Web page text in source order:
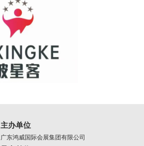
主办单位
广东鸿威国际会展集团有限公司